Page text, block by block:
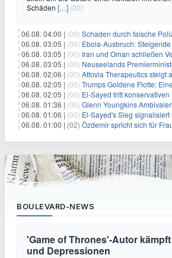
Schäden […] (00)
06.08. 04:00 | (00) Schaden durch falsche
06.08. 03:05 | (00) Ebola-Ausbruch: Steigende Sterberaten signalisieren
06.08. 03:05 | (00) Iran und Oman schließen Vereinbarung zur Sicherung
06.08. 03:05 | (00) Neuseelands Premierminister unterstützt Referendum über das Wahlsystem:
06.08. 02:06 | (00) Attovia Therapeutics steigt am Debüt um 29 %, was starkes
06.08. 02:05 | (00) Trumps Goldene Flotte: Eine Investition von 275
06.08. 02:05 | (00) El-Sayed tritt konservativen Kritikern entgegen:
06.08. 01:36 | (00) Glenn Youngkins Ambivalenz 2028: Lokale Anliegen
06.08. 01:06 | (00) El-Sayed's Sieg signalisiert einen Wandel
06.08. 01:00 | (02) Özdemir spricht sich für Frau
BOULEVARD-NEWS
'Game of Thrones'-Autor
und Depressionen